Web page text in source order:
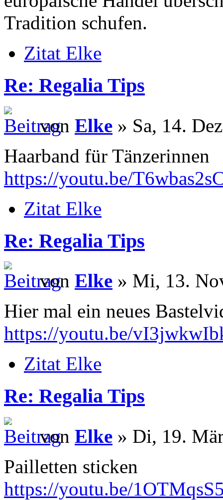
Tradition schufen.
Zitat Elke
Re: Regalia Tips
von Elke » Sa, 14.
Haarband für Tänzerinnen
https://youtu.be/
Zitat Elke
Re: Regalia Tips
von Elke » Mi, 13.
Hier mal ein neues
https://youtu.be/
Zitat Elke
Re: Regalia Tips
von Elke » Di, 19.
Pailletten sticken
https://youtu.be/